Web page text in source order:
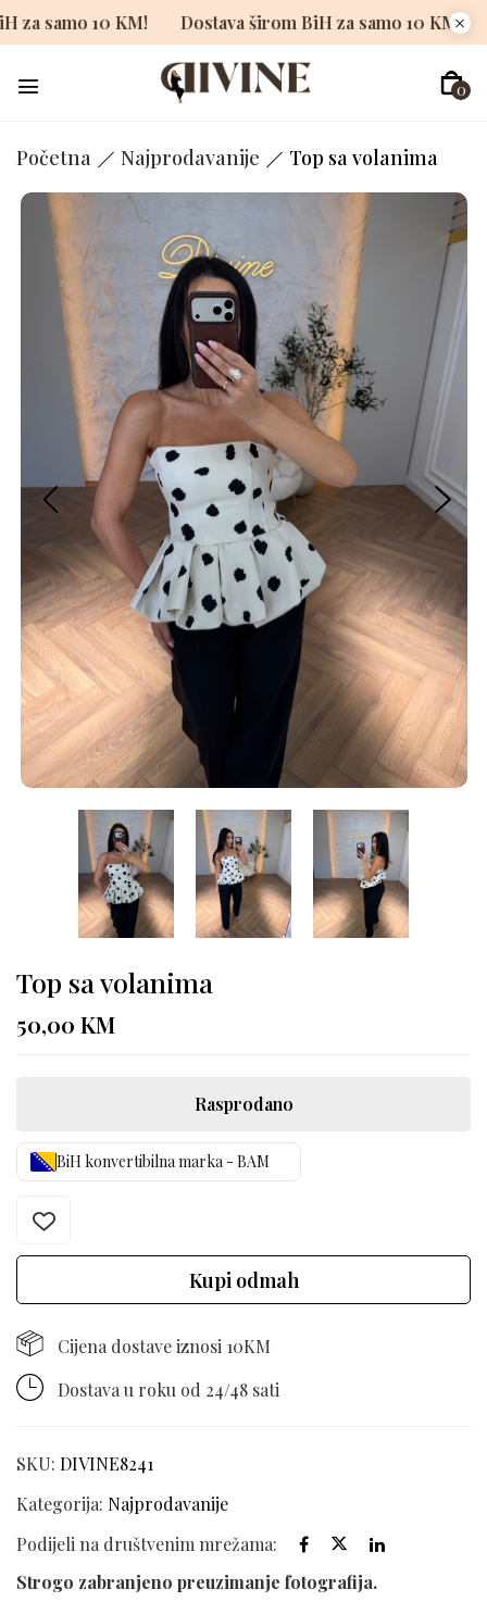
BiH za samo 10 KM! Dostava širom BiH za samo 10
0
Početna Najprodavanije Top sa volanima
Top sa volanima
50,00 KM
Rasprodano
BiH konvertibilna marka - BAM
Kupi odmah
Cijena dostave iznosi 10KM
Dostava u roku od 24/48 sati
SKU: DIVINE8241
Kategorija: Najprodavanije
Podijeli na društvenim mrežama:
Strogo zabranjeno preuzimanje fotografija.